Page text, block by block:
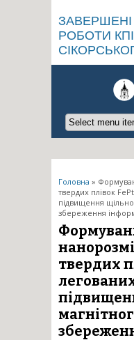
ЗАВЕРШЕНІ
РОБОТИ
Ви є тут
Головна »
твердих плівок
підвищення
збереження
твердих